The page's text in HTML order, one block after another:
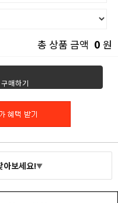
총 상품 금액 0 원
구매하기
아보세요!▼